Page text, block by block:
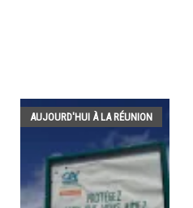
AUJOURD'HUI À LA RÉUNION